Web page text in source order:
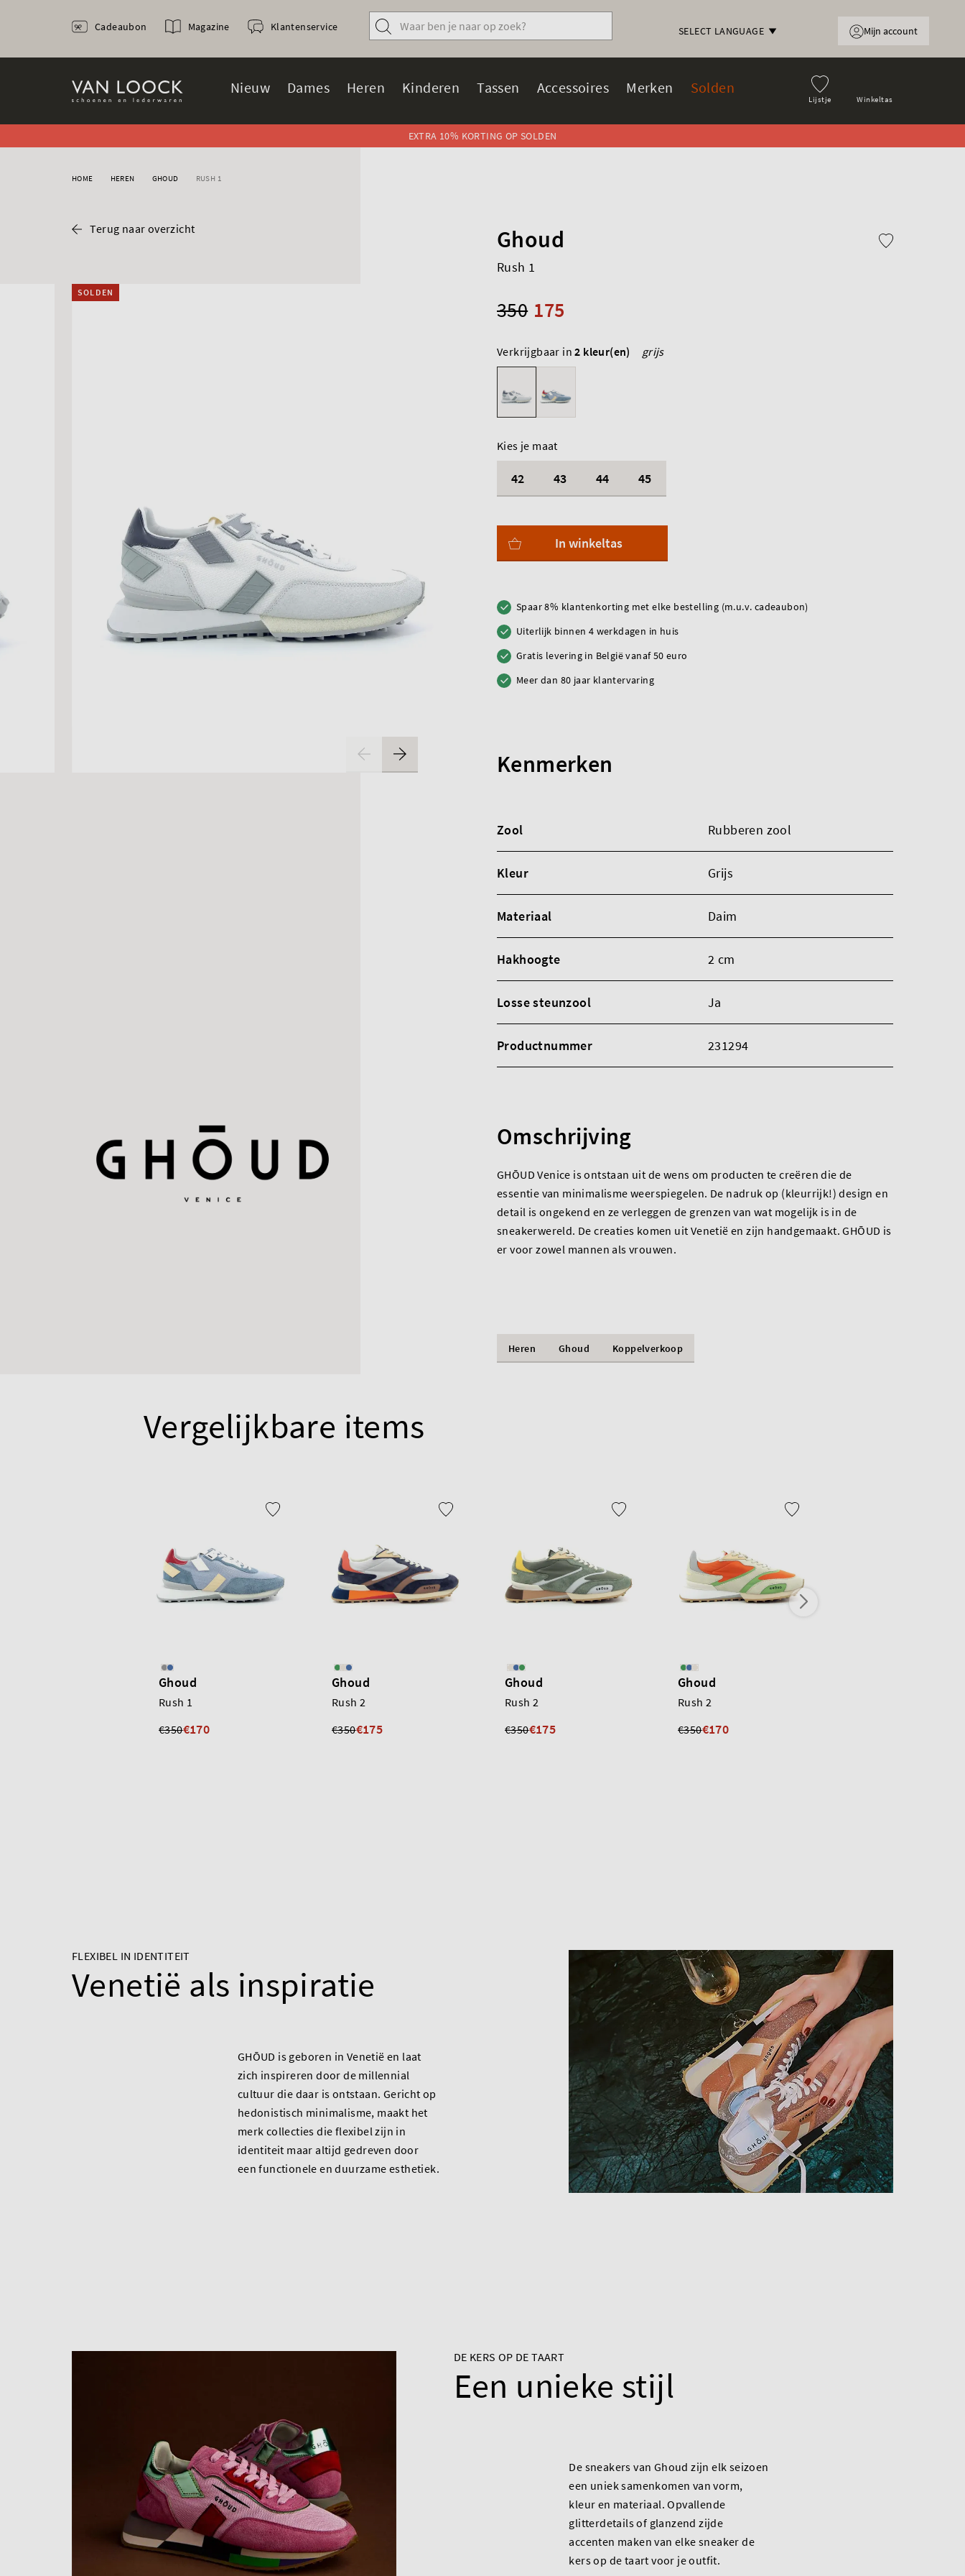
SELECT LANGUAGE
Lijstje Winkeltas
Nieuw Dames Heren Kinderen Tassen Accessoires Merken Solden
Cadeaubon Magazine Klantenservice Mijn account
EXTRA 10% KORTING OP SOLDEN
HOME HEREN GHOUD RUSH 1
Terug naar overzicht
SOLDEN
Ghoud
Rush 1
175
350
Verkrijgbaar in2 kleur(en) grijs
Kies je maat
42 43 44 45
In winkeltas
Spaar 8% klantenkorting met elke bestelling (m.u.v. cadeaubon)
Uiterlijk binnen 4 werkdagen in huis
Gratis levering in België vanaf 50 euro
Meer dan 80 jaar klantervaring
Kenmerken
Zool Rubberen zool
Kleur Grijs
Materiaal Daim
Hakhoogte 2 cm
Losse steunzool Ja
Productnummer 231294
Omschrijving
GHŌUD Venice is ontstaan uit de wens om producten te creëren die de
essentie van minimalisme weerspiegelen. De nadruk op (kleurrijk!) design en
detail is ongekend en ze verleggen de grenzen van wat mogelijk is in de
sneakerwereld. De creaties komen uit Venetië en zijn handgemaakt. GHŌUD is
er voor zowel mannen als vrouwen.
Heren Ghoud Koppelverkoop
Vergelijkbare items
Ghoud
Rush 1
€350€170
Ghoud
Rush 2
€350€175
Ghoud
Rush 2
€350€175
Ghoud
Rush 2
€350€170
FLEXIBEL IN IDENTITEIT
Venetië als inspiratie
GHŌUD is geboren in Venetië en laat
zich inspireren door de millennial
cultuur die daar is ontstaan. Gericht op
hedonistisch minimalisme, maakt het
merk collecties die flexibel zijn in
identiteit maar altijd gedreven door
een functionele en duurzame esthetiek.
DE KERS OP DE TAART
Een unieke stijl
De sneakers van Ghoud zijn elk seizoen
een uniek samenkomen van vorm,
kleur en materiaal. Opvallende
glitterdetails of glanzend zijde
accenten maken van elke sneaker de
kers op de taart voor je outfit.